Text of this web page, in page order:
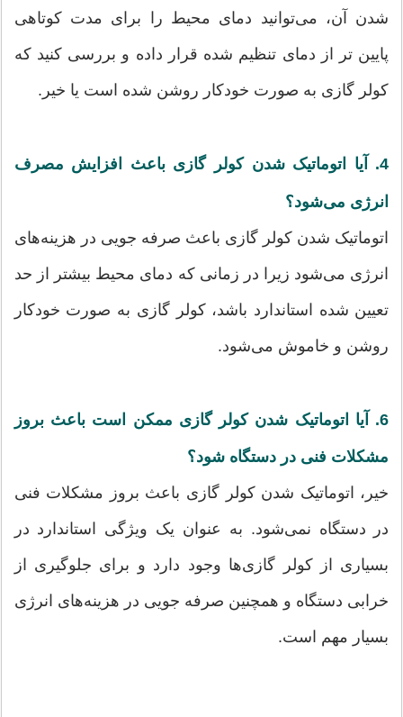
شدن آن، می‌توانید دمای محیط را برای مدت کوتاهی
پایین تر از دمای تنظیم شده قرار داده و بررسی کنید که
کولر گازی به صورت خودکار روشن شده است یا خیر.
4. آیا اتوماتیک شدن کولر گازی باعث افزایش مصرف
انرژی می‌شود؟
اتوماتیک شدن کولر گازی باعث صرفه جویی در هزینه‌های
انرژی می‌شود زیرا در زمانی که دمای محیط بیشتر از حد
تعیین شده استاندارد باشد، کولر گازی به صورت خودکار
روشن و خاموش می‌شود.
6. آیا اتوماتیک شدن کولر گازی ممکن است باعث بروز
مشکلات فنی در دستگاه شود؟
خیر، اتوماتیک شدن کولر گازی باعث بروز مشکلات فنی
در دستگاه نمی‌شود. به عنوان یک ویژگی استاندارد در
بسیاری از کولر گازی‌ها وجود دارد و برای جلوگیری از
خرابی دستگاه و همچنین صرفه جویی در هزینه‌های انرژی
بسیار مهم است.